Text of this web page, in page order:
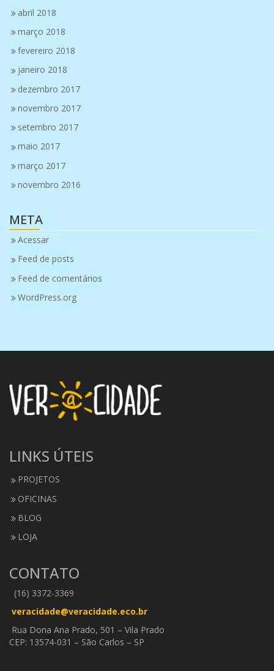
abril 2018
março 2018
fevereiro 2018
janeiro 2018
dezembro 2017
novembro 2017
setembro 2017
maio 2017
março 2017
novembro 2016
META
Acessar
Feed de posts
Feed de comentários
WordPress.org
LINKS ÚTEIS
PROJETOS
OFICINAS
BLOG
LOJA
CONTATO
(16) 3372-3369
veracidade@veracidade.eco.br
Rua Dona Ana Prado, 501 – Vila Prado
CEP: 13574-031 – São Carlos – SP